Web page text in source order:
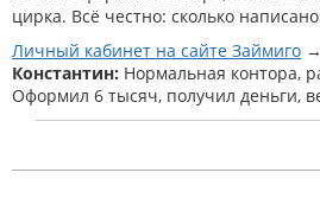
цирка. Всё честно: сколько
Личный кабинет на сайте Займиго
Константин: Нормальная контора,
Оформил 6 тысяч, получил деньги,